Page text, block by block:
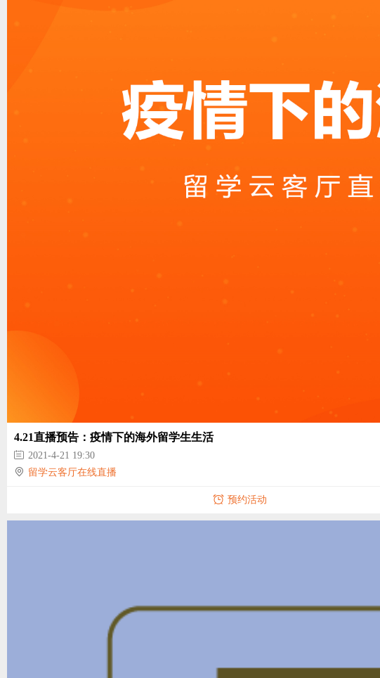
4.21直播预告：疫情下的海外留学生生活
2021-4-21 19:30
留学云客厅在线直播
预约活动